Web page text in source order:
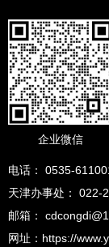
企业微信
电话： 0535-
天津办事处： 022-
邮箱：
网址：https://